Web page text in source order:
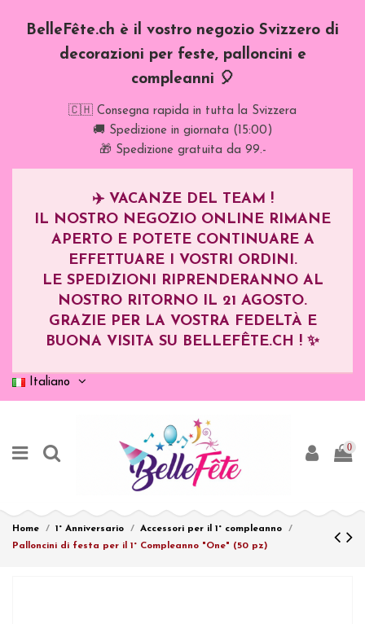
BelleFête.ch è il vostro negozio Svizzero di
decorazioni per feste, palloncini e
compleanni 🎈
🇨🇭 Consegna rapida in tutta la Svizzera
🚚 Spedizione in giornata (15:00)
🎁 Spedizione gratuita da 99.-
✈️ VACANZE DEL TEAM !
IL NOSTRO NEGOZIO ONLINE RIMANE
APERTO E POTETE CONTINUARE A
EFFETTUARE I VOSTRI ORDINI.
LE SPEDIZIONI RIPRENDERANNO AL
NOSTRO RITORNO IL 21 AGOSTO.
GRAZIE PER LA VOSTRA FEDELTÀ E
BUONA VISITA SU BELLEFÊTE.CH ! ✨
Italiano
0
Home 1° Anniversario
Accessori per il 1° compleanno
Palloncini di festa per il 1° Compleanno "One" (50 pz)